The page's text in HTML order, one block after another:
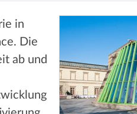
in
Die
ab und